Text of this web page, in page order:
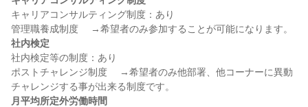
キャリアコンサルティング制度：あり
社内検定
社内検定等の制度：あり
ポストチャレンジ制度 　→希望者のみ他部署、他コーナーに異動
月平均所定外労働時間